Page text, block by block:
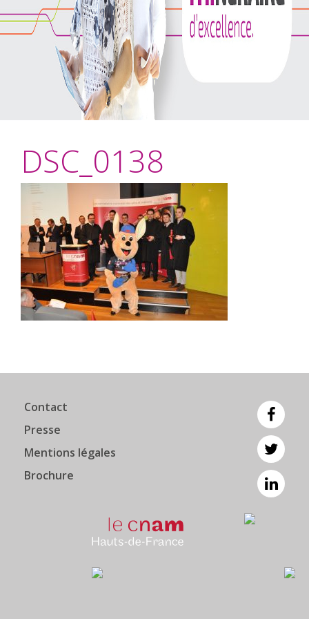
DSC_0138
Contact
Presse
Mentions légales
Brochure